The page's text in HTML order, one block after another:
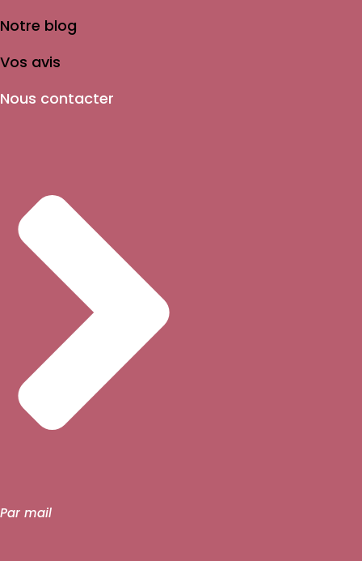
Notre blog
Vos avis
Nous contacter
Par mail